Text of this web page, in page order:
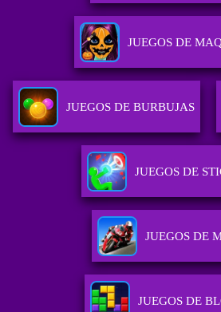
JUEGOS DE
JUEGOS DE BURBUJAS
JUEGOS DE
JUEGOS DE
JUEGOS DE